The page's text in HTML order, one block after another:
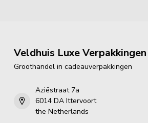
Veldhuis Luxe Verpakkingen
Groothandel in cadeauverpakkingen
Aziëstraat 7a
6014 DA Ittervoort
the Netherlands